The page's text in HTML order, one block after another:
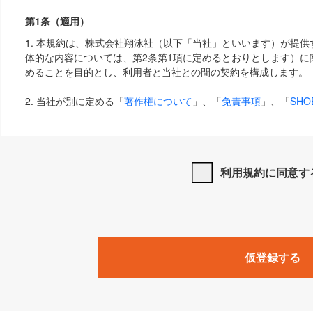
第1条（適用）
1. 本規約は、株式会社翔泳社（以下「当社」といいます）が提
体的な内容については、第2条第1項に定めるとおりとします）
めることを目的とし、利用者と当社との間の契約を構成します。
2. 当社が別に定める「著作権について 」、「免責事項 」、「
は、本規約の規定が優先して適用されるものとします。
1. 「本サービス」とは、当社が提供する以下のサービス（名称
みます）及びこれらサービスに関連して当社が実施するイベント
「SEBook」「SEShop」「CodeZine」「MarkeZine」「
利用規約に同意す
仮登録する